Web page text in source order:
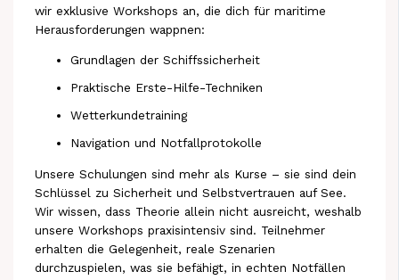
wir exklusive Workshops an, die dich für maritime
Herausforderungen wappnen:
Grundlagen der Schiffssicherheit
Praktische Erste-Hilfe-Techniken
Wetterkundetraining
Navigation und Notfallprotokolle
Unsere Schulungen sind mehr als Kurse – sie sind dein
Schlüssel zu Sicherheit und Selbstvertrauen auf See.
Wir wissen, dass Theorie allein nicht ausreicht, weshalb
unsere Workshops praxisintensiv sind. Teilnehmer
erhalten die Gelegenheit, reale Szenarien
durchzuspielen, was sie befähigt, in echten Notfällen